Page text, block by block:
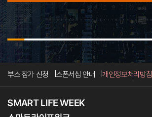
부스 참가 신청 스폰서십 안내 개인정보처리방침